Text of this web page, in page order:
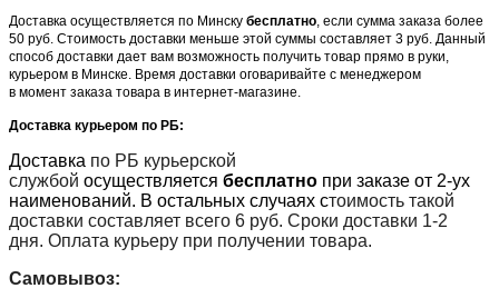
Доставка осуществляется по Минску бесплатно , если сумма заказа более
50 руб. Стоимость доставки меньше этой суммы составляет 3 руб. Данный
способ доставки дает вам возможность получить товар прямо в руки,
курьером в Минске. Время доставки оговаривайте с менеджером
в момент заказа товара в интернет-магазине.
Доставка курьером по РБ:
Доставка по РБ курьерской
службой осуществляется бесплатно при заказе от 2-ух
наименований. В остальных случаях стоимость такой
доставки составляет всего 6 руб. Сроки доставки 1-2
дня. Оплата курьеру при получении товара.
Самовывоз: